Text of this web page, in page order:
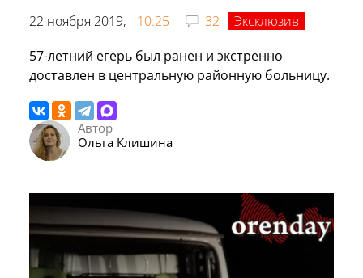
22 ноября 2019, 10:25 32
Эксклюзив
57-летний егерь был ранен и экстренно
доставлен в центральную районную больницу.
Автор
Ольга Клишина